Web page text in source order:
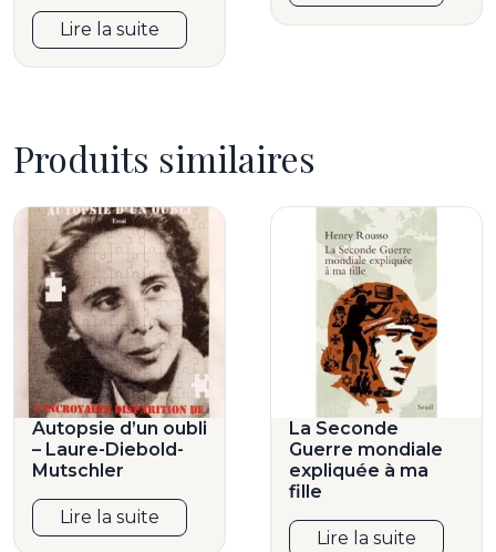
Lire la suite
Produits similaires
Autopsie d’un oubli
– Laure-Diebold-
Mutschler
Lire la suite
La Seconde
Guerre mondiale
expliquée à ma
fille
Lire la suite